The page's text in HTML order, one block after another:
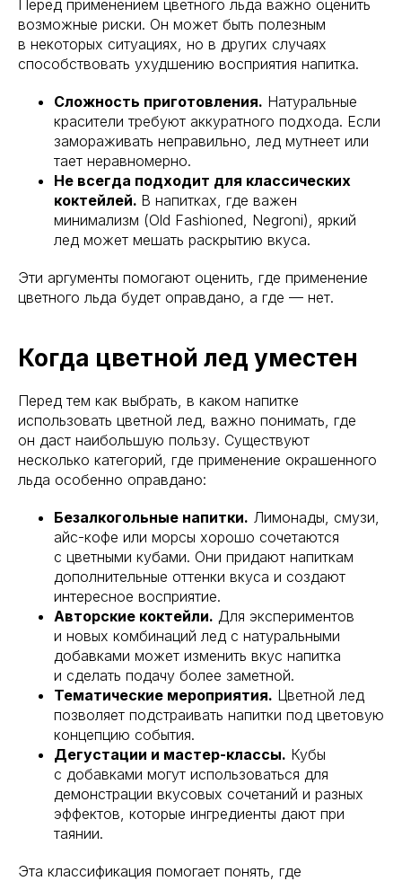
Перед применением цветного льда важно оценить
возможные риски. Он может быть полезным
в некоторых ситуациях, но в других случаях
способствовать ухудшению восприятия напитка.
Сложность приготовления. Натуральные
красители требуют аккуратного подхода. Если
замораживать неправильно, лед мутнеет или
тает неравномерно.
Не всегда подходит для классических
коктейлей. В напитках, где важен
минимализм (Old Fashioned, Negroni), яркий
лед может мешать раскрытию вкуса.
Эти аргументы помогают оценить, где применение
цветного льда будет оправдано, а где — нет.
Когда цветной лед уместен
Перед тем как выбрать, в каком напитке
использовать цветной лед, важно понимать, где
он даст наибольшую пользу. Существуют
несколько категорий, где применение окрашенного
льда особенно оправдано:
Безалкогольные напитки. Лимонады, смузи,
айс-кофе или морсы хорошо сочетаются
с цветными кубами. Они придают напиткам
дополнительные оттенки вкуса и создают
интересное восприятие.
Авторские коктейли. Для экспериментов
и новых комбинаций лед с натуральными
добавками может изменить вкус напитка
и сделать подачу более заметной.
Тематические мероприятия. Цветной лед
позволяет подстраивать напитки под цветовую
концепцию события.
Дегустации и мастер-классы. Кубы
с добавками могут использоваться для
демонстрации вкусовых сочетаний и разных
эффектов, которые ингредиенты дают при
таянии.
Эта классификация помогает понять, где